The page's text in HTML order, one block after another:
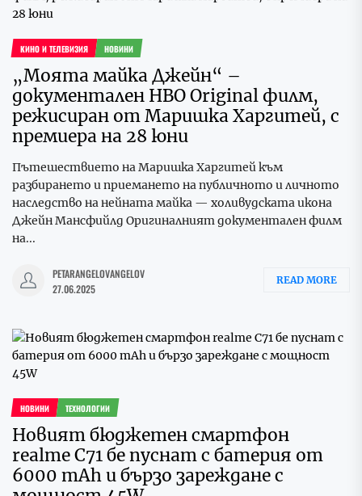
КИНО И ТЕЛЕВИЗИЯ НОВИНИ
„Моята майка Джейн“ –
документален HBO Original филм,
режисиран от Маришка Харгитей, с
премиера на 28 юни
Пътешествието на Маришка Харгитей към
разбирането и приемането на публичното и личното
наследство на нейната майка — холивудската икона
Джейн Мансфийлд Оригиналният документален филм
на...
PETARANGELOVANGELOV
27.06.2025
READ MORE
НОВИНИ ТЕХНОЛОГИИ
Новият бюджетен смартфон
realme C71 бе пуснат с батерия от
6000 mAh и бързо зареждане с